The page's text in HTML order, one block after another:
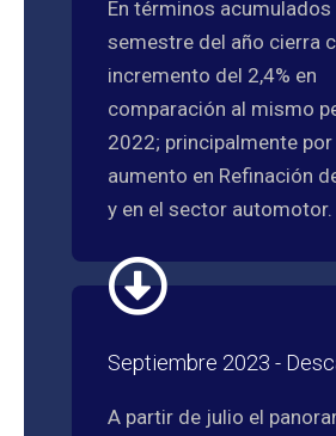
En términos
semestre del año cierra
incremento del 2,4% en
comparación al mismo
2022; principalmente por
aumento en Refinación
y en el sector automotor.
Septiembre 2023 -
A partir de julio el